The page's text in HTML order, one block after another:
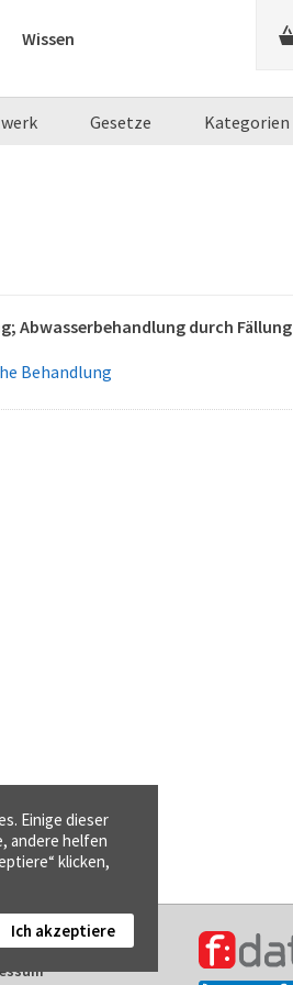
Wissen
Gesetze Kategorien
Abwasserbehandlung durch
Behandlung
Einige dieser
andere helfen
klicken,
Ich akzeptiere